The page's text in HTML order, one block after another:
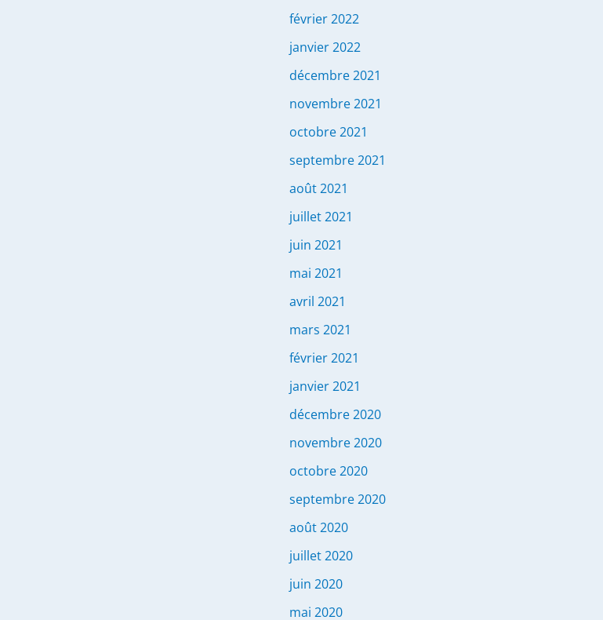
février 2022
janvier 2022
décembre 2021
novembre 2021
octobre 2021
septembre 2021
août 2021
juillet 2021
juin 2021
mai 2021
avril 2021
mars 2021
février 2021
janvier 2021
décembre 2020
novembre 2020
octobre 2020
septembre 2020
août 2020
juillet 2020
juin 2020
mai 2020